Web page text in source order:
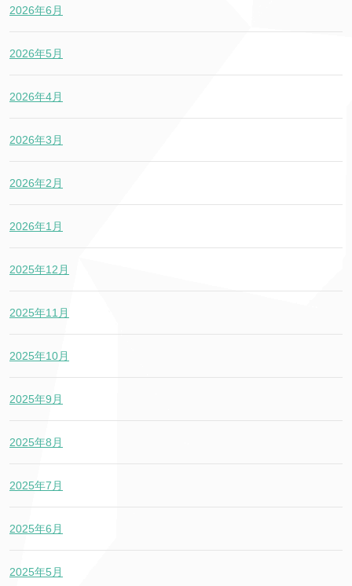
2026年6月
2026年5月
2026年4月
2026年3月
2026年2月
2026年1月
2025年12月
2025年11月
2025年10月
2025年9月
2025年8月
2025年7月
2025年6月
2025年5月